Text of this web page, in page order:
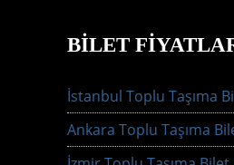
BILET
İstanbul Toplu Taşıma
Ankara Toplu Taşıma